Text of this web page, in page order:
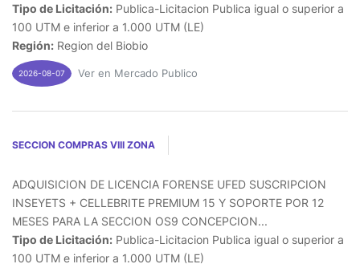
Tipo de Licitación: Publica-Licitacion Publica igual o superior a
100 UTM e inferior a 1.000 UTM (LE)
Región: Region del Biobio
2026-08-07 Ver en Mercado Publico
SECCION COMPRAS VIII ZONA
ADQUISICION DE LICENCIA FORENSE UFED SUSCRIPCION
INSEYETS + CELLEBRITE PREMIUM 15 Y SOPORTE POR 12
MESES PARA LA SECCION OS9 CONCEPCION...
Tipo de Licitación: Publica-Licitacion Publica igual o superior a
100 UTM e inferior a 1.000 UTM (LE)